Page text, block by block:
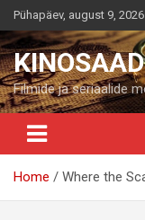
Skip
to
content
Pühapäev, august 9, 2026
Filmide ja seriaalide
Home Where the